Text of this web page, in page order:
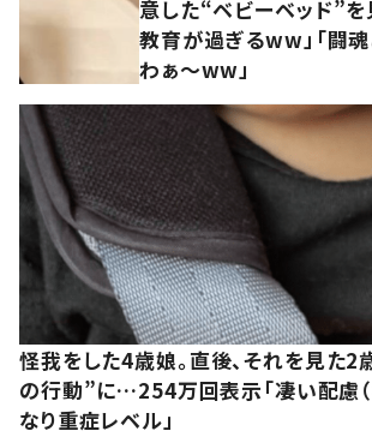
意した“ベビーベッド”
教育が過ぎるww」「闘
わぁ～ww」
怪我をした4歳娘。直後、それを見た
の行動”に…254万回表示「凄い配慮（
なり重症レベル」